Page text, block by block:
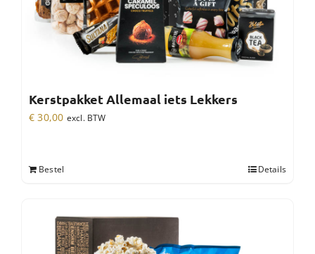
Kerstpakket Allemaal iets Lekkers
€ 30,00 excl. BTW
Bestel Details